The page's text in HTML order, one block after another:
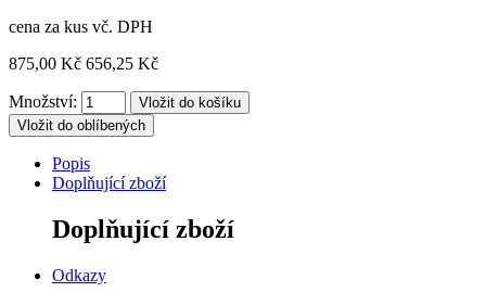
cena za kus vč. DPH
875,00 Kč 656,25 Kč
Množství:
Vložit do oblíbených
Popis
Doplňující zboží
Doplňující zboží
Odkazy